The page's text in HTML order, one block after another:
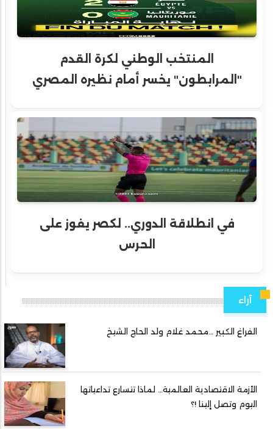
المنتخب الوطني لكرة القدم
"المرابطون" يخسر أمام نظيره المصري
في انطلاقة الدوري.. لكصر يفوز على
الحرس
آراء
الفراغ الكبير …محمد غلام ولد الحاج الشيخ
الأزمة الاقتصادية العالمية… لماذا تتسارع تداعياتها
اليوم وتصل إلينا !؟